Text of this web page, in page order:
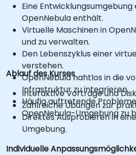
Eine
OpenNebula enthält.
Virtuelle Maschinen in
und zu verwalten.
Den Lebenszyklus einer
verstehen.
OpenNebula nahtlos in die
Infrastruktur zu integrieren.
Häufig auftretende
OpenNebula-Umgebung zu
Ablauf des Kurses
Interaktive Vorträge und
Zahlreiche Übungen zur
Direktes Ausprobieren in
Umgebung.
Individuelle